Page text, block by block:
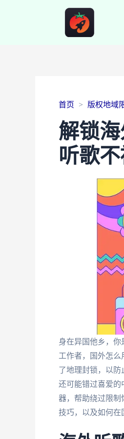
首页 版权地域
解锁
听歌不
身在异国他乡，你
工作者，国外怎
了地理封锁，以防
还可能错过喜爱的
器，帮助绕过限制
技巧，以及如何在